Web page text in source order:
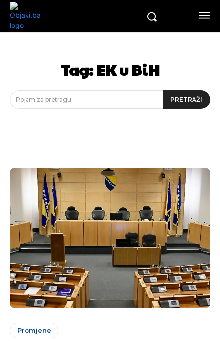
Tag:EK u BiH
Pojam za pretragu PRETRAŽI
Promjene